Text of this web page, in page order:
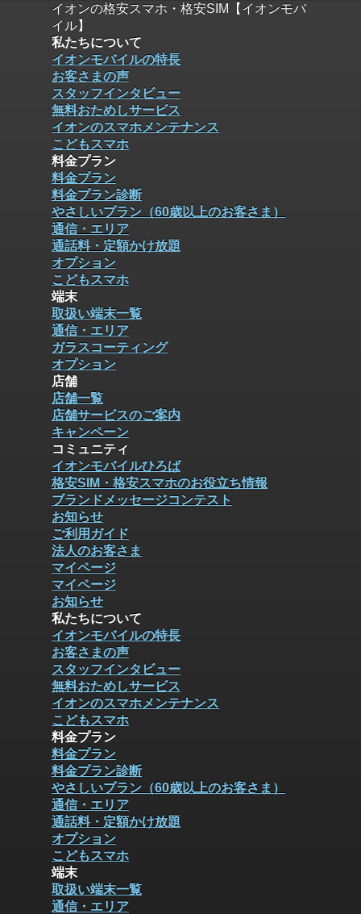
イオンの格安スマホ・格安SIM【イオンモバ
イル】
私たちについて
イオンモバイルの特長
お客さまの声
スタッフインタビュー
無料おためしサービス
イオンのスマホメンテナンス
こどもスマホ
料金プラン
料金プラン
料金プラン診断
やさしいプラン（60歳以上のお客さま）
通信・エリア
通話料・定額かけ放題
オプション
こどもスマホ
端末
取扱い端末一覧
通信・エリア
ガラスコーティング
オプション
店舗
店舗一覧
店舗サービスのご案内
キャンペーン
コミュニティ
イオンモバイルひろば
格安SIM・格安スマホのお役立ち情報
ブランドメッセージコンテスト
お知らせ
ご利用ガイド
法人のお客さま
マイページ
マイページ
お知らせ
私たちについて
イオンモバイルの特長
お客さまの声
スタッフインタビュー
無料おためしサービス
イオンのスマホメンテナンス
こどもスマホ
料金プラン
料金プラン
料金プラン診断
やさしいプラン（60歳以上のお客さま）
通信・エリア
通話料・定額かけ放題
オプション
こどもスマホ
端末
取扱い端末一覧
通信・エリア